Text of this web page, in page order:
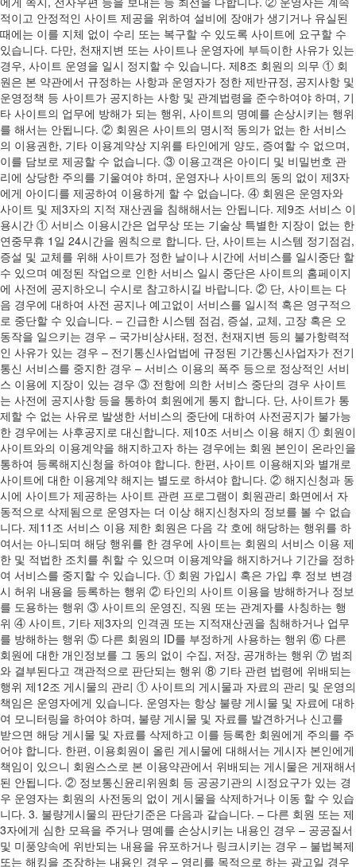
적이고 안정적인 사이트 제공을 위하여 설비에 장애가 생기거나 유실된
때에는 이를 지체 없이 수리 또는 복구할 수 있도록 사이트에 요구할 수
있습니다. 다만, 천재지변 또는 사이트나 운영자에 부득이한 사유가 있는
경우, 사이트 운영을 일시 정지할 수 있습니다. 제8조 회원의 의무 ① 회
원은 본 약관에서 규정하는 사항과 운영자가 정한 제반규정, 공지사항 및
운영정책 등 사이트가 공지하는 사항 및 관계법령을 준수하여야 하며, 기
타 사이트의 업무에 방해가 되는 행위, 사이트의 명예를 손상시키는 행위
를 해서는 안됩니다. ② 회원은 사이트의 명시적 동의가 없는 한 서비스
의 이용권한, 기타 이용계약상 지위를 타인에게 양도, 증여할 수 없으며,
이를 담보로 제공할 수 없습니다. ③ 이용고객은 아이디 및 비밀번호 관
리에 상당한 주의를 기울여야 하며, 운영자나 사이트의 동의 없이 제3자
에게 아이디를 제공하여 이용하게 할 수 없습니다. ④ 회원은 운영자와
사이트 및 제3자의 지적 재산권을 침해해서는 안됩니다. 제9조 서비스 이
용시간 ① 서비스 이용시간은 업무상 또는 기술상 특별한 지장이 없는 한
연중무휴 1일 24시간을 원칙으로 합니다. 단, 사이트는 시스템 정기점검,
증설 및 교체를 위해 사이트가 정한 날이나 시간에 서비스를 일시중단 할
수 있으며 예정된 작업으로 인한 서비스 일시 중단은 사이트의 홈페이지
에 사전에 공지하오니 수시로 참고하시길 바랍니다. ② 단, 사이트는 다
음 경우에 대하여 사전 공지나 예고없이 서비스를 일시적 혹은 영구적으
로 중단할 수 있습니다. – 긴급한 시스템 점검, 증설, 교체, 고장 혹은 오
동작을 일으키는 경우 – 국가비상사태, 정전, 천재지변 등의 불가항력적
인 사유가 있는 경우 – 전기통신사업법에 규정된 기간통신사업자가 전기
통신 서비스를 중지한 경우 – 서비스 이용의 폭주 등으로 정상적인 서비
스 이용에 지장이 있는 경우 ③ 전항에 의한 서비스 중단의 경우 사이트
는 사전에 공지사항 등을 통하여 회원에게 통지 합니다. 단, 사이트가 통
제할 수 없는 사유로 발생한 서비스의 중단에 대하여 사전공지가 불가능
한 경우에는 사후공지로 대신합니다. 제10조 서비스 이용 해지 ① 회원이
사이트와의 이용계약을 해지하고자 하는 경우에는 회원 본인이 온라인을
통하여 등록해지신청을 하여야 합니다. 한편, 사이트 이용해지와 별개로
사이트에 대한 이용계약 해지는 별도로 하셔야 합니다. ② 해지신청과 동
시에 사이트가 제공하는 사이트 관련 프로그램이 회원관리 화면에서 자
동적으로 삭제됨으로 운영자는 더 이상 해지신청자의 정보를 볼 수 없습
니다. 제11조 서비스 이용 제한 회원은 다음 각 호에 해당하는 행위를 하
여서는 아니되며 해당 행위를 한 경우에 사이트는 회원의 서비스 이용 제
한 및 적법한 조치를 취할 수 있으며 이용계약을 해지하거나 기간을 정하
여 서비스를 중지할 수 있습니다. ① 회원 가입시 혹은 가입 후 정보 변경
시 허위 내용을 등록하는 행위 ② 타인의 사이트 이용을 방해하거나 정보
를 도용하는 행위 ③ 사이트의 운영진, 직원 또는 관계자를 사칭하는 행
위 ④ 사이트, 기타 제3자의 인격권 또는 지적재산권을 침해하거나 업무
를 방해하는 행위 ⑤ 다른 회원의 ID를 부정하게 사용하는 행위 ⑥ 다른
회원에 대한 개인정보를 그 동의 없이 수집, 저장, 공개하는 행위 ⑦ 범죄
와 결부된다고 객관적으로 판단되는 행위 ⑧ 기타 관련 법령에 위배되는
행위 제12조 게시물의 관리 ① 사이트의 게시물과 자료의 관리 및 운영의
책임은 운영자에게 있습니다. 운영자는 항상 불량 게시물 및 자료에 대하
여 모니터링을 하여야 하며, 불량 게시물 및 자료를 발견하거나 신고를
받으면 해당 게시물 및 자료를 삭제하고 이를 등록한 회원에게 주의를 주
어야 합니다. 한편, 이용회원이 올린 게시물에 대해서는 게시자 본인에게
책임이 있으니 회원스스로 본 이용약관에서 위배되는 게시물은 게재해서
된 안됩니다. ② 정보통신윤리위원회 등 공공기관의 시정요구가 있는 경
우 운영자는 회원의 사전동의 없이 게시물을 삭제하거나 이동 할 수 있습
니다. 3. 불량게시물의 판단기준은 다음과 같습니다. – 다른 회원 또는 제
3자에게 심한 모욕을 주거나 명예를 손상시키는 내용인 경우 – 공공질서
및 미풍양속에 위반되는 내용을 유포하거나 링크시키는 경우 – 불법복제
또는 해킹을 조장하는 내용인 경우 – 영리를 목적으로 하는 광고일 경우